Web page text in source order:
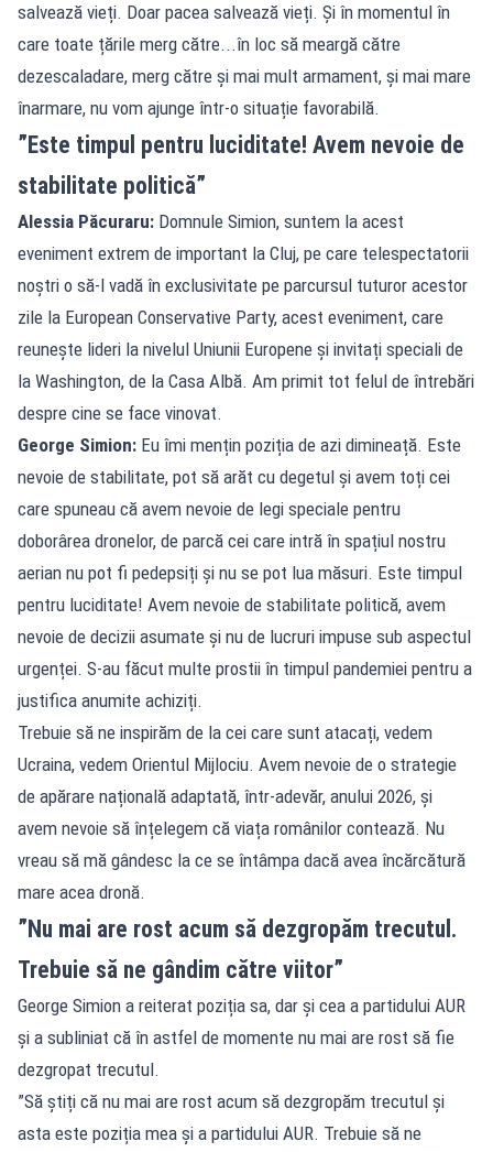
salvează vieți. Doar pacea salvează vieți. Și în momentul în
care toate țările merg către...în loc să meargă către
dezescaladare, merg către și mai mult armament, și mai mare
înarmare, nu vom ajunge într-o situație favorabilă.
”Este timpul pentru luciditate! Avem nevoie de
stabilitate politică”
Alessia Păcuraru: Domnule Simion, suntem la acest
eveniment extrem de important la Cluj, pe care telespectatorii
noștri o să-l vadă în exclusivitate pe parcursul tuturor acestor
zile la European Conservative Party, acest eveniment, care
reunește lideri la nivelul Uniunii Europene și invitați speciali de
la Washington, de la Casa Albă. Am primit tot felul de întrebări
despre cine se face vinovat.
George Simion: Eu îmi mențin poziția de azi dimineață. Este
nevoie de stabilitate, pot să arăt cu degetul și avem toți cei
care spuneau că avem nevoie de legi speciale pentru
doborârea dronelor, de parcă cei care intră în spațiul nostru
aerian nu pot fi pedepsiți și nu se pot lua măsuri. Este timpul
pentru luciditate! Avem nevoie de stabilitate politică, avem
nevoie de decizii asumate și nu de lucruri impuse sub aspectul
urgenței. S-au făcut multe prostii în timpul pandemiei pentru a
justifica anumite achiziți.
Trebuie să ne inspirăm de la cei care sunt atacați, vedem
Ucraina, vedem Orientul Mijlociu. Avem nevoie de o strategie
de apărare națională adaptată, într-adevăr, anului 2026, și
avem nevoie să înțelegem că viața românilor contează. Nu
vreau să mă gândesc la ce se întâmpa dacă avea încărcătură
mare acea dronă.
”Nu mai are rost acum să dezgropăm trecutul.
Trebuie să ne gândim către viitor”
George Simion a reiterat poziția sa, dar și cea a partidului AUR
și a subliniat că în astfel de momente nu mai are rost să fie
dezgropat trecutul.
”Să știți că nu mai are rost acum să dezgropăm trecutul și
asta este poziția mea și a partidului AUR. Trebuie să ne